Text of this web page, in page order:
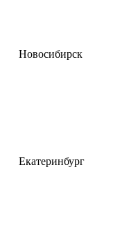
Новосибирск
Екатеринбург